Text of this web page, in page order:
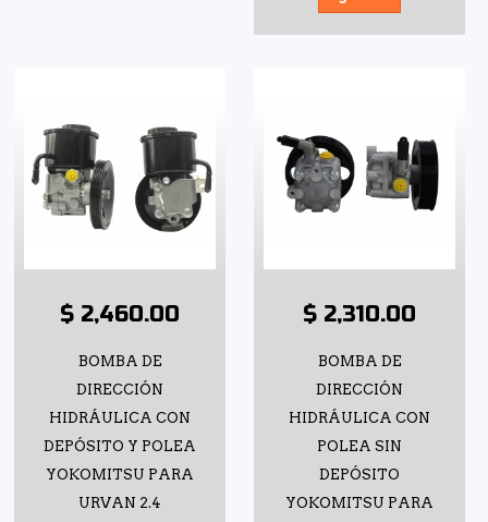
$ 2,460.00
BOMBA DE
DIRECCIÓN
HIDRÁULICA CON
DEPÓSITO Y POLEA
YOKOMITSU PARA
URVAN 2.4
$ 2,310.00
BOMBA DE
DIRECCIÓN
HIDRÁULICA CON
POLEA SIN
DEPÓSITO
YOKOMITSU PARA